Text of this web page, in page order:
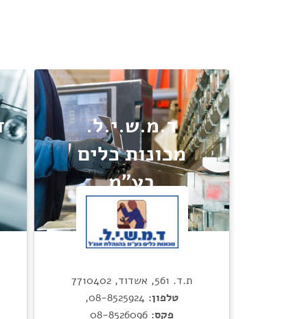
ד.מ.ש.י.ל.
מכונות כלים
בע"מ
ת.ד. 561, אשדוד, 7710402
טלפון: 08-8525924
,
פקס: 08-8526096